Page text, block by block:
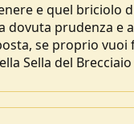
e quel briciolo
dovuta prudenza
se proprio
Sella del